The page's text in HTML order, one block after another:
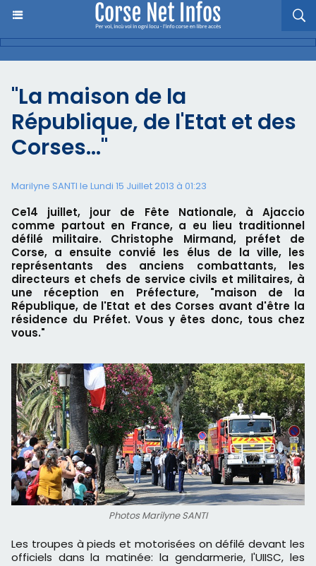
"La maison de la
République, de l'Etat et des
Corses…"
Marilyne SANTI le Lundi 15 Juillet 2013 à 01:23
Ce14 juillet, jour de Fête Nationale, à Ajaccio
comme partout en France, a eu lieu traditionnel
défilé militaire. Christophe Mirmand, préfet de
Corse, a ensuite convié les élus de la ville, les
représentants des anciens combattants, les
directeurs et chefs de service civils et militaires, à
une réception en Préfecture, "maison de la
République, de l'Etat et des Corses avant d'être la
résidence du Préfet. Vous y êtes donc, tous chez
vous."
Photos Marilyne SANTI
Les troupes à pieds et motorisées on défilé devant les
officiels dans la matinée: la gendarmerie, l'UIISC, les